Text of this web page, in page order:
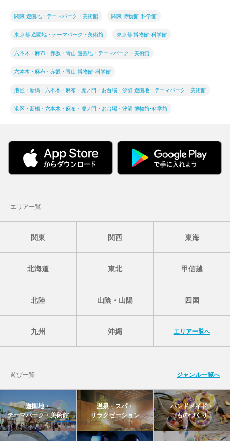
関東 遊園地・テーマパーク・美術館 関東 博物館･科学館
東京都 遊園地・テーマパーク・美術館 東京都 博物館･科学館
六本木・麻布・赤坂・青山 遊園地・テーマパーク・美術館
六本木・麻布・赤坂・青山 博物館･科学館
港区・新橋・六本木・麻布・虎ノ門・お台場・汐留 遊園地・テーマパーク・美術館
港区・新橋・六本木・麻布・虎ノ門・お台場・汐留 博物館･科学館
エリア一覧
関東 関西 東海
北海道 東北 甲信越
北陸 山陰・山陽 四国
九州 沖縄 エリア一覧へ
遊び一覧 ジャンル一覧へ
遊園地・
テーマパーク・美術館
温泉・スパ・
リラクゼーション
ハンドメイド・
ものづくり